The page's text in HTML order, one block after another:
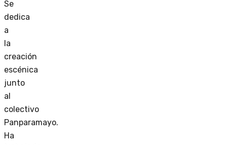
Se
dedica
a
la
creación
escénica
junto
al
colectivo
Panparamayo.
Ha